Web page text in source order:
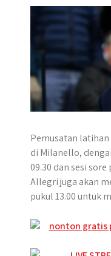
Pemusatan
di Milanello,
09.30 dan sesi
Allegri juga akan
pukul 13.00 untuk